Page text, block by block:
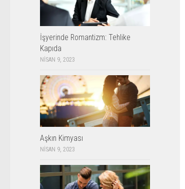
İşyerinde Romantizm: Tehlike
Kapıda
NISAN 9, 2023
Aşkın Kimyası
NISAN 9, 2023